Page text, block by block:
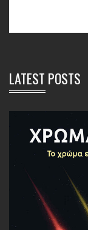
LATEST POSTS